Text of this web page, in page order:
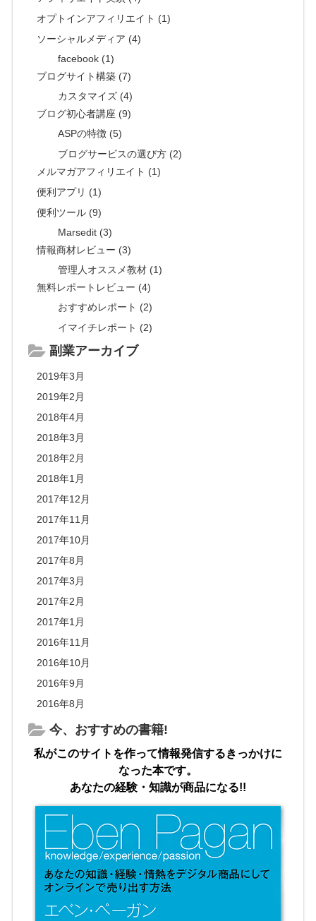
オプトインアフィリエイト (1)
ソーシャルメディア (4)
facebook (1)
ブログサイト構築 (7)
カスタマイズ (4)
ブログ初心者講座 (9)
ASPの特徴 (5)
ブログサービスの選び方 (2)
メルマガアフィリエイト (1)
便利アプリ (1)
便利ツール (9)
Marsedit (3)
情報商材レビュー (3)
管理人オススメ教材 (1)
無料レポートレビュー (4)
おすすめレポート (2)
イマイチレポート (2)
副業アーカイブ
2019年3月
2019年2月
2018年4月
2018年3月
2018年2月
2018年1月
2017年12月
2017年11月
2017年10月
2017年8月
2017年3月
2017年2月
2017年1月
2016年11月
2016年10月
2016年9月
2016年8月
今、おすすめの書籍!
私がこのサイトを作って情報発信するきっかけに
なった本です。
あなたの経験・知識が商品になる!!